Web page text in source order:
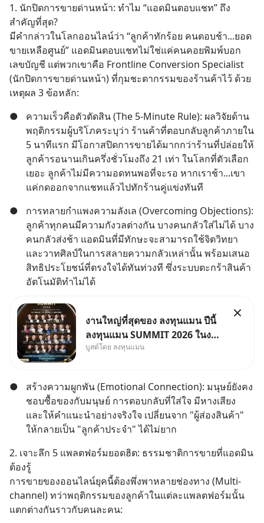
1. นักปิดการขายด่านหน้า: ทำไม “แอดมินตอบแชท” ถึง
สำคัญที่สุด?
มีคำกล่าวในโลกออนไลน์ว่า “ลูกค้าทักร้อย คนตอบช้า...ยอด
ขายเหลือศูนย์” แอดมินตอบแชทไม่ใช่แค่คนคอยพิมพ์บอก
เลขบัญชี แต่พวกเขาคือ Frontline Conversion Specialist
(นักปิดการขายด่านหน้า) ที่กุมชะตากรรมของร้านค้าไว้ ด้วย
เหตุผล 3 ข้อหลัก:
●
ความเร็วคือตัวตัดสิน (The 5-Minute Rule): ผลวิจัยด้าน
พฤติกรรมผู้บริโภคระบุว่า ร้านค้าที่ตอบกลับลูกค้าภายใน
5 นาทีแรก มีโอกาสปิดการขายได้มากกว่าร้านที่ปล่อยให้
ลูกค้ารอนานเกินครึ่งชั่วโมงถึง 21 เท่า ในโลกที่ตัวเลือก
เยอะ ลูกค้าไม่มีความอดทนพอที่จะรอ หากเราช้า...เขา
แค่กดออกจากแชทแล้วไปทักร้านคู่แข่งทันที
●
การทลายกำแพงความลังเล (Overcoming Objections):
ลูกค้าทุกคนมีความกังวลต่างกัน บางคนกลัวใส่ไม่ได้ บาง
คนกลัวส่งช้า แอดมินที่มีทักษะจะสามารถใช้จิตวิทยา
และวาทศิลป์ในการสลายความกลัวเหล่านั้น พร้อมเสนอ
สิทธิประโยชน์ที่ตรงใจได้ทันท่วงที ซึ่งระบบตะกร้าสินค้า
อัตโนมัติทำไม่ได้
งานใหญ่ที่สุดของ ลงทุนแมน ปีนี้
ลงทุนแมน SUMMIT 2026 ในงาน
นี้จะมีเจ้าของธุรกิจ Dr.PONG,
MizuMi, KARMART, อิชิตัน มา
แชร์ความรู้การสร้างธุรกิจ
บูสต์โดย ลงทุนแมน
●
สร้างความผูกพัน (Emotional Connection): มนุษย์ยังคง
ชอบซื้อของกับมนุษย์ การตอบกลับที่ใส่ใจ มีหางเสียง
และให้คำแนะนำอย่างจริงใจ เปลี่ยนจาก "ผู้ส่องสินค้า"
ให้กลายเป็น "ลูกค้าประจำ" ได้ไม่ยาก
2. เจาะลึก 5 แพลตฟอร์มยอดฮิต: ธรรมชาติการขายที่แอดมิน
ต้องรู้
การขายของออนไลน์ยุคนี้ต้องพึ่งพาหลายช่องทาง (Multi-
channel) ทว่าพฤติกรรมของลูกค้าในแต่ละแพลตฟอร์มนั้น
แตกต่างกันราวกับคนละคน: